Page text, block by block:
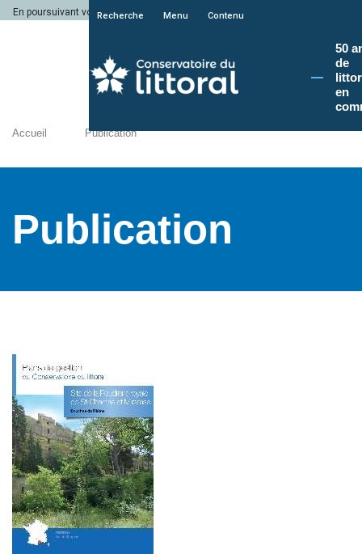
En poursuivant votre navigation sur le site du Conservatoire du littoral, vous
Recherche Menu Contenu
50
de
en
Accueil Publication
Publication